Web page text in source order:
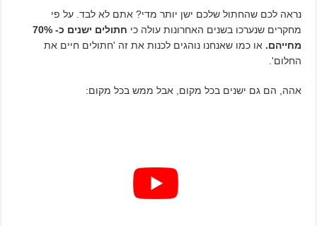
נראה לכם שהחתול שלכם ישן יותר מדי? אתם לא לבד. על פי
מחקרים שנערכו בשנים האחרונות עולה כי
חתולים ישנים כ- 70%
מחייהם. או כמו שאנחנו נוהגים לכנות את זה 'חתולים חיים את
החלום'.
אהה, הם גם ישנים בכל מקום, אבל ממש בכל מקום: